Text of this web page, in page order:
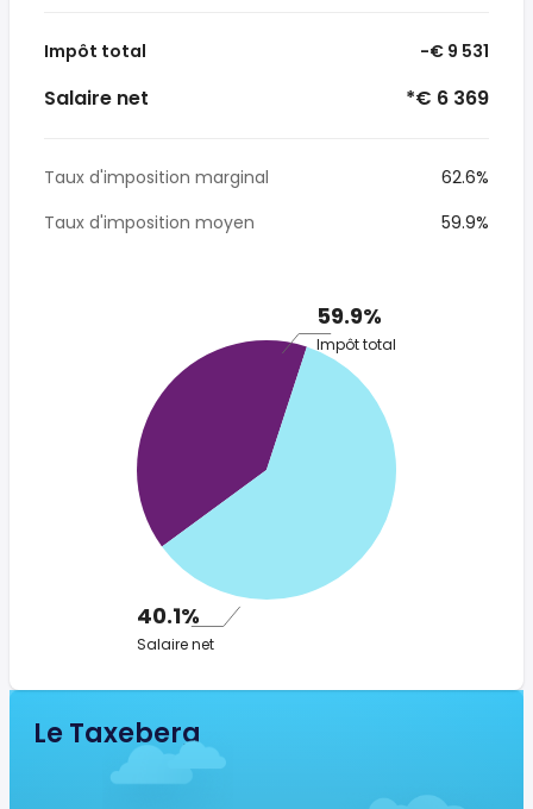
Impôt total -€ 9 531
Salaire net *€ 6 369
Taux d'imposition marginal
62.6%
Taux d'imposition moyen
59.9%
59.9%
Impôt total
40.1%
Salaire net
Le Taxeberg